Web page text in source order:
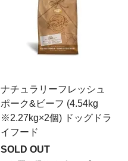
ナチュラリーフレッシュ
ポーク&ビーフ (4.54kg
※2.27kg×2個) ドッグドラ
イフード
SOLD OUT